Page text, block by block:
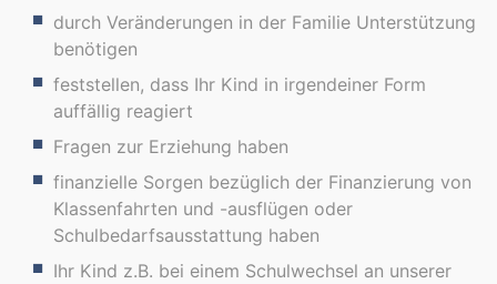
durch Veränderungen in der Familie Unterstützung
benötigen
feststellen, dass Ihr Kind in irgendeiner Form
auffällig reagiert
Fragen zur Erziehung haben
finanzielle Sorgen bezüglich der Finanzierung von
Klassenfahrten und -ausflügen oder
Schulbedarfsausstattung haben
Ihr Kind z.B. bei einem Schulwechsel an unserer